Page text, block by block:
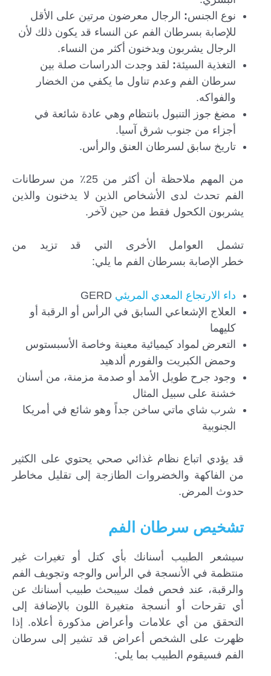
نوع الجنس: الرجال معرضون مرتين على الأقل
للإصابة بسرطان الفم عن النساء قد يكون ذلك لأن
الرجال يشربون ويدخنون أكثر من النساء.
التغذية السيئة: لقد وجدت الدراسات صلة بين
سرطان الفم وعدم تناول ما يكفي من الخضار
والفواكه.
مضغ جوز التنبول بانتظام وهي عادة شائعة في
أجزاء من جنوب شرق آسيا.
تاريخ سابق لسرطان العنق والرأس.
من المهم ملاحظة أن أكثر من 25٪ من سرطانات
الفم تحدث لدى الأشخاص الذين لا يدخنون والذين
يشربون الكحول فقط من حين لآخر.
تشمل العوامل الأخرى التي قد تزيد من
خطر الإصابة بسرطان الفم ما يلي:
داء الارتجاع المعدي المريئي
العلاج الإشعاعي السابق في الرأس أو الرقبة أو
كليهما
التعرض لمواد كيميائية معينة وخاصة الأسبستوس
وحمض الكبريت والفورم ألدهيد
وجود جرح طويل الأمد أو صدمة مزمنة، من أسنان
خشنة على سبيل المثال
شرب شاي ماتي ساخن جداً وهو شائع في أمريكا
الجنوبية
قد يؤدي اتباع نظام غذائي صحي يحتوي على الكثير
من الفاكهة والخضروات الطازجة إلى تقليل مخاطر
حدوث المرض.
تشخيص سرطان الفم
سيشعر الطبيب أسنانك بأي كتل أو تغيرات غير
منتظمة في الأنسجة في الرأس والوجه وتجويف الفم
والرقبة، عند فحص فمك سيبحث طبيب أسنانك عن
أي تقرحات أو أنسجة متغيرة اللون بالإضافة إلى
التحقق من أي علامات وأعراض مذكورة أعلاه. إذا
ظهرت على الشخص أعراض قد تشير إلى سرطان
الفم فسيقوم الطبيب بما يلي: